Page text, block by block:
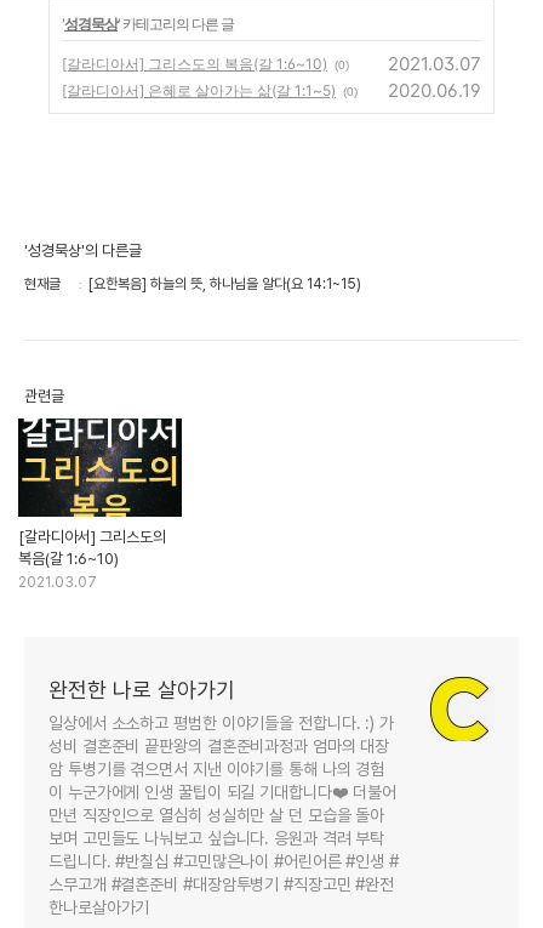
'성경묵상' 카테고리의 다른 글
[갈라디아서] 그리스도의 복음(갈 1:6~10) (0) 2021.03.07
[갈라디아서] 은혜로 살아가는 삶(갈 1:1~5) (0) 2020.06.19
'성경묵상'의 다른글
현재글 [요한복음] 하늘의 뜻, 하나님을 알다(요 14:1~15)
관련글
[갈라디아서] 그리스도의
복음(갈 1:6~10)
2021.03.07
완전한 나로 살아가기
일상에서 소소하고 평범한 이야기들을 전합니다. :) 가
성비 결혼준비 끝판왕의 결혼준비과정과 엄마의 대장
암 투병기를 겪으면서 지낸 이야기를 통해 나의 경험
이 누군가에게 인생 꿀팁이 되길 기대합니다❤️ 더불어
만년 직장인으로 열심히 성실히만 살 던 모습을 돌아
보며 고민들도 나눠보고 싶습니다. 응원과 격려 부탁
드립니다. #반칠십 #고민많은나이 #어린어른 #인생 #
스무고개 #결혼준비 #대장암투병기 #직장고민 #완전
한나로살아가기